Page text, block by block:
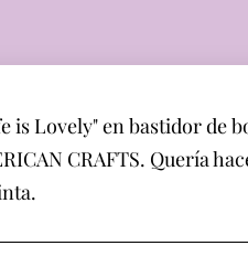
is Lovely" en bastidor de
CRAFTS. Quería